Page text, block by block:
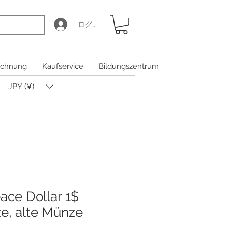
ログイン
Kaufservice Bildungszentrum
JPY (¥)
Dollar 1$
alte Münze